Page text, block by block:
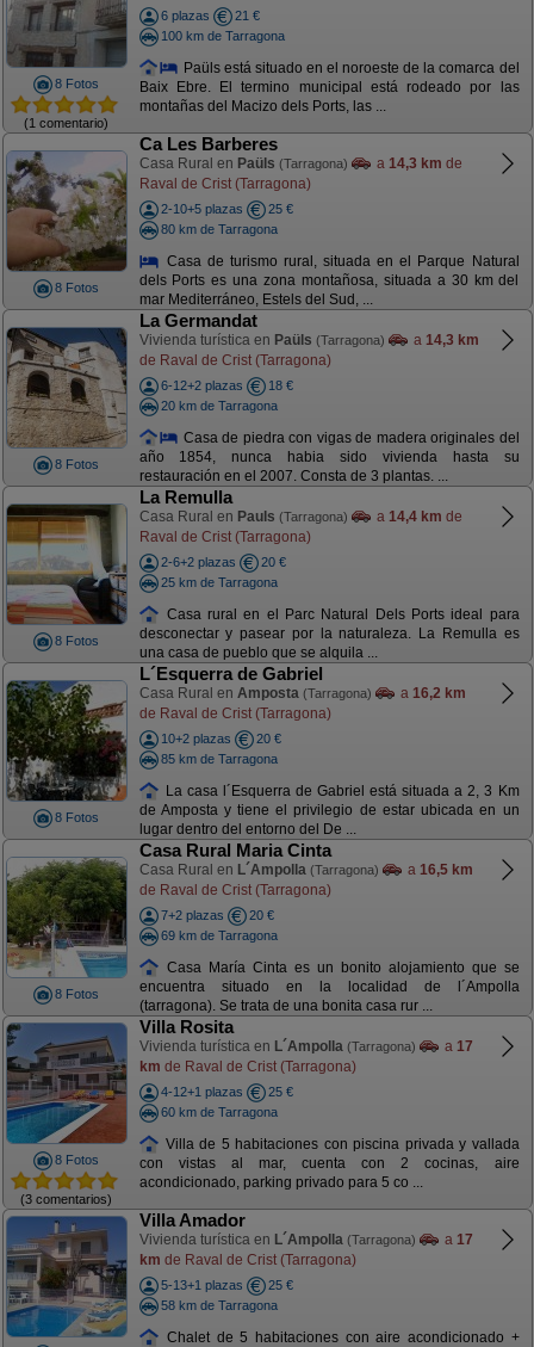
8 Fotos
(1 comentario)
6 plazas
21 €
100 km de Tarragona
Paüls está situado en el noroeste de la comarca del
Baix Ebre. El termino municipal está rodeado por las
montañas del Macizo dels Ports, las ...
8 Fotos
Ca Les Barberes
Casa Rural en Paüls (Tarragona) a 14,3 km de
Raval de Crist (Tarragona)
2-10+5 plazas
25 €
80 km de Tarragona
Casa de turismo rural, situada en el Parque Natural
dels Ports es una zona montañosa, situada a 30 km del
mar Mediterráneo, Estels del Sud, ...
8 Fotos
La Germandat
Vivienda turística en Paüls (Tarragona) a 14,3 km
de Raval de Crist (Tarragona)
6-12+2 plazas
18 €
20 km de Tarragona
Casa de piedra con vigas de madera originales del
año 1854, nunca habia sido vivienda hasta su
restauración en el 2007. Consta de 3 plantas. ...
8 Fotos
La Remulla
Casa Rural en Pauls (Tarragona) a 14,4 km de
Raval de Crist (Tarragona)
2-6+2 plazas
20 €
25 km de Tarragona
Casa rural en el Parc Natural Dels Ports ideal para
desconectar y pasear por la naturaleza. La Remulla es
una casa de pueblo que se alquila ...
8 Fotos
L´Esquerra de Gabriel
Casa Rural en Amposta (Tarragona) a 16,2 km
de Raval de Crist (Tarragona)
10+2 plazas
20 €
85 km de Tarragona
La casa l´Esquerra de Gabriel está situada a 2, 3 Km
de Amposta y tiene el privilegio de estar ubicada en un
lugar dentro del entorno del De ...
8 Fotos
Casa Rural Maria Cinta
Casa Rural en L´Ampolla (Tarragona) a 16,5 km
de Raval de Crist (Tarragona)
7+2 plazas
20 €
69 km de Tarragona
Casa María Cinta es un bonito alojamiento que se
encuentra situado en la localidad de l´Ampolla
(tarragona). Se trata de una bonita casa rur ...
8 Fotos
(3 comentarios)
Villa Rosita
Vivienda turística en L´Ampolla (Tarragona) a 17
km de Raval de Crist (Tarragona)
4-12+1 plazas
25 €
60 km de Tarragona
Villa de 5 habitaciones con piscina privada y vallada
con vistas al mar, cuenta con 2 cocinas, aire
acondicionado, parking privado para 5 co ...
Villa Amador
Vivienda turística en L´Ampolla (Tarragona) a 17
km de Raval de Crist (Tarragona)
5-13+1 plazas
25 €
58 km de Tarragona
Chalet de 5 habitaciones con aire acondicionado +